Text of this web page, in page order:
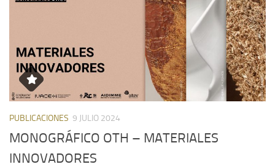
PUBLICACIONES 9 JULIO 2024
MONOGRÁFICO OTH – MATERIALES
INNOVADORES